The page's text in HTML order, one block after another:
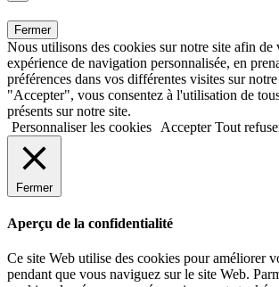
Fermer
Nous utilisons des cookies sur notre site afin
expérience de navigation personnalisée, en
préférences dans vos différentes visites sur
"Accepter", vous consentez à l'utilisation de
présents sur notre site.
Personnaliser les cookies
Accepter Tout
Fermer
Aperçu de la confidentialité
Ce site Web utilise des cookies pour améliorer
pendant que vous naviguez sur le site Web.